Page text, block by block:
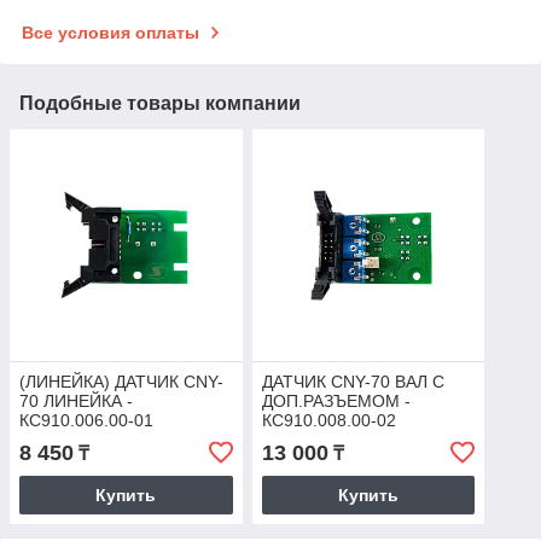
Все условия оплаты
Подобные товары компании
(ЛИНЕЙКА) ДАТЧИК CNY-
70 ЛИНЕЙКА -
КС910.006.00-01
8 450 ₸
Купить
ДАТЧИК CNY-70 ВАЛ С
ДОП.РАЗЪЕМОМ -
КС910.008.00-02
13 000₸
Купить